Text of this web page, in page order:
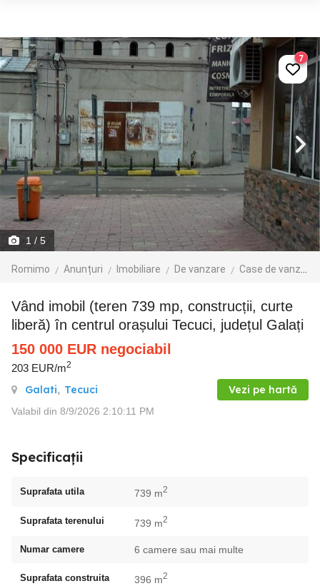
1 / 5
Romimo Anunțuri Imobiliare De vanzare Case de vanzare
7
Vând imobil (teren 739 mp, construcții, curte
liberă) în centrul orașului Tecuci, județul Galați
150 000 EUR negociabil
203 EUR/m2
Galati, Tecuci Vezi pe hartă
Valabil din 8/9/2026 2:10:11 PM
Specificații
Suprafata utila 739 m2
Suprafata terenului 739 m2
Numar camere 6 camere sau mai multe
Suprafata construita 396 m2